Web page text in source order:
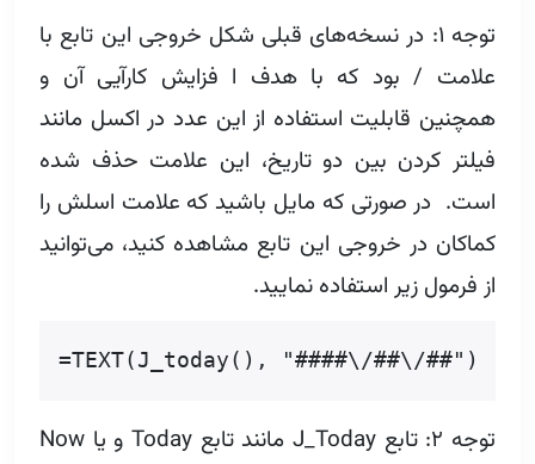
توجه ۱:‌ در نسخه‌های قبلی شکل خروجی این تابع با
علامت / بود که با هدف ا فزایش کارآیی آن و
همچنین قابلیت استفاده از این عدد در اکسل مانند
فیلتر کردن بین دو تاریخ، این علامت حذف شده
است. در صورتی که مایل باشید که علامت اسلش را
کماکان در خروجی این تابع مشاهده کنید، می‌توانید
از فرمول زیر استفاده نمایید.
=TEXT(J_today(), "####\/##\/##")
توجه ۲:‌ تابع J_Today مانند تابع Today و یا Now